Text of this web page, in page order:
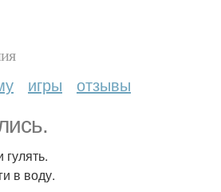
игры отзывы
в воду.